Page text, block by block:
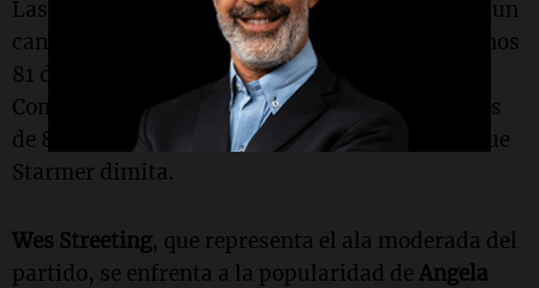
Las reglas del Partido Laborista establecen que un
candidato debe contar con el respaldo de al menos
81 de los 403 miembros de la Cámara de los
Comunes para postularse. En este contexto, más
de 81 miembros han manifestado su deseo de que
Starmer dimita.
Wes Streeting, que representa el ala moderada del
partido, se enfrenta a la popularidad de Angela